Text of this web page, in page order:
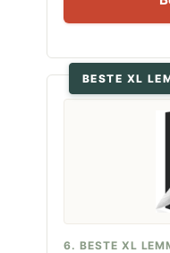
BESTE XL
6. BESTE XL